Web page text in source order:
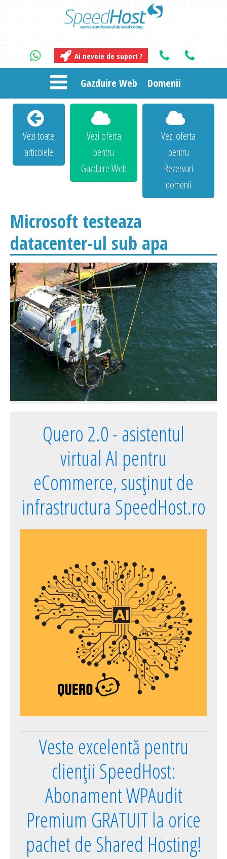
Ai nevoie de suport ?
Gazduire Web Domenii
Vezi toate
articolele
Vezi oferta
pentru
Gazduire Web
Vezi oferta
pentru
Rezervari
domenii
Microsoft testeaza
datacenter-ul sub apa
Quero 2.0 - asistentul
virtual AI pentru
eCommerce, susținut de
infrastructura SpeedHost.ro
Veste excelentă pentru
clienții SpeedHost:
Abonament WPAudit
Premium GRATUIT la orice
pachet de Shared Hosting!